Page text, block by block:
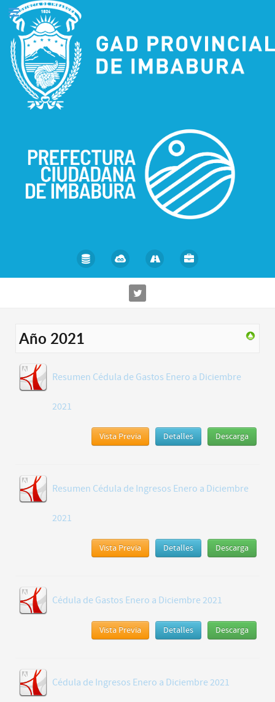
Año 2021
Resumen Cédula de Gastos Enero a Diciembre
2021
Descarga
Detalles
Vista Previa
Resumen Cédula de Ingresos Enero a Diciembre
2021
Descarga
Detalles
Vista Previa
Cédula de Gastos Enero a Diciembre 2021
Descarga
Detalles
Vista Previa
Cédula de Ingresos Enero a Diciembre 2021